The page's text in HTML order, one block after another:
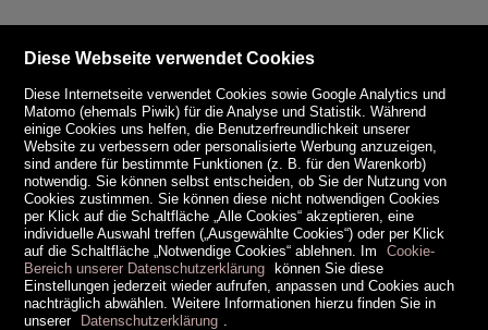
Diese Webseite verwendet Cookies
Diese Internetseite verwendet Cookies sowie Google Analytics und
Matomo (ehemals Piwik) für die Analyse und Statistik. Während
einige Cookies uns helfen, die Benutzerfreundlichkeit unserer
Website zu verbessern oder personalisierte Werbung anzuzeigen,
sind andere für bestimmte Funktionen (z. B. für den Warenkorb)
notwendig. Sie können selbst entscheiden, ob Sie der Nutzung von
Cookies zustimmen. Sie können diese nicht notwendigen Cookies
per Klick auf die Schaltfläche „Alle Cookies“ akzeptieren, eine
individuelle Auswahl treffen („Ausgewählte Cookies“) oder per Klick
auf die Schaltfläche „Notwendige Cookies“ ablehnen. Im
Cookie-
Bereich unserer Datenschutzerklärung können Sie diese
Einstellungen jederzeit wieder aufrufen, anpassen und Cookies auch
nachträglich abwählen. Weitere Informationen hierzu finden Sie in
unserer Datenschutzerklärung